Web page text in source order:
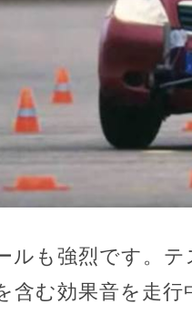
ルも強烈です。
含む効果音を走